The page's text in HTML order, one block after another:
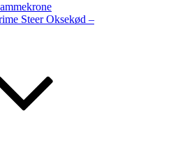
Steer Oksekød –